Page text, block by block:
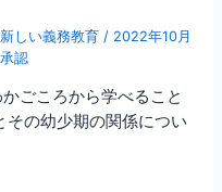
新しい義務教育 / 2022年10月
認
ごころから学べること
の幼少期の関係につい